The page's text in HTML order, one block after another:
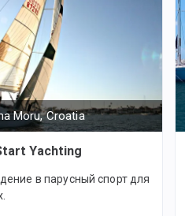
Moru, Croatia
Yachting
в парусный спорт для